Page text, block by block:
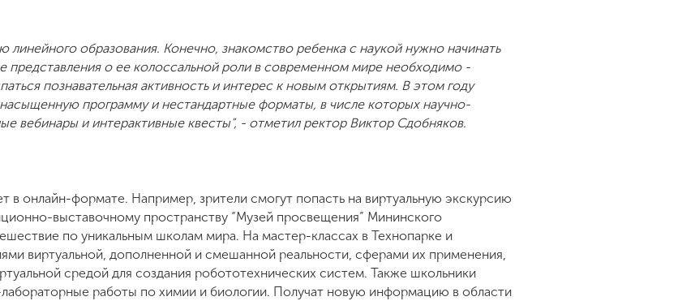
линейного образования. Конечно, знакомство ребенка с наукой нужно начинать
о ее колоссальной роли в современном мире необходимо -
познавательная активность и интерес к новым открытиям. В этом году
насыщенную программу и нестандартные форматы, в числе которых научно-
вебинары и интерактивные квесты”, - отметил ректор Виктор Сдобняков.
в онлайн-формате. Например, зрители смогут попасть на виртуальную экскурсию
выставочному пространству “Музей просвещения” Мининского
по уникальным школам мира. На мастер-классах в Технопарке и
виртуальной, дополненной и смешанной реальности, сферами их применения,
средой для создания робототехнических систем. Также школьники
работы по химии и биологии. Получат новую информацию в области